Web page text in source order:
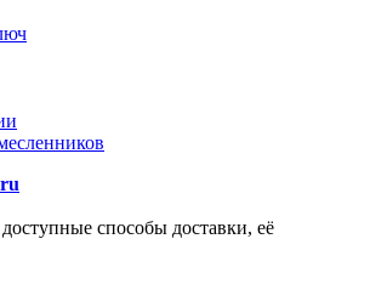
способы доставки, её